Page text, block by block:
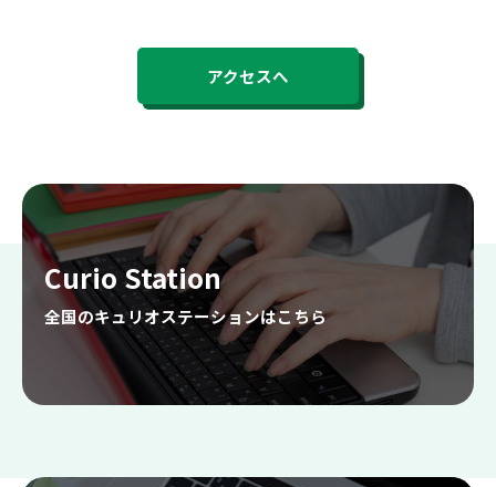
アクセスへ
Curio Station
全国のキュリオステーションはこちら